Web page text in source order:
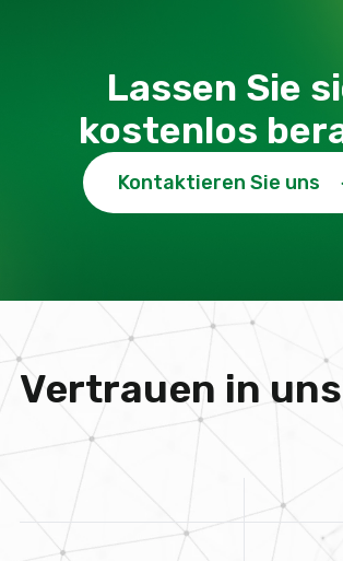
Lassen Sie
kostenlos
Kontaktieren Sie uns
Vertrauen in uns